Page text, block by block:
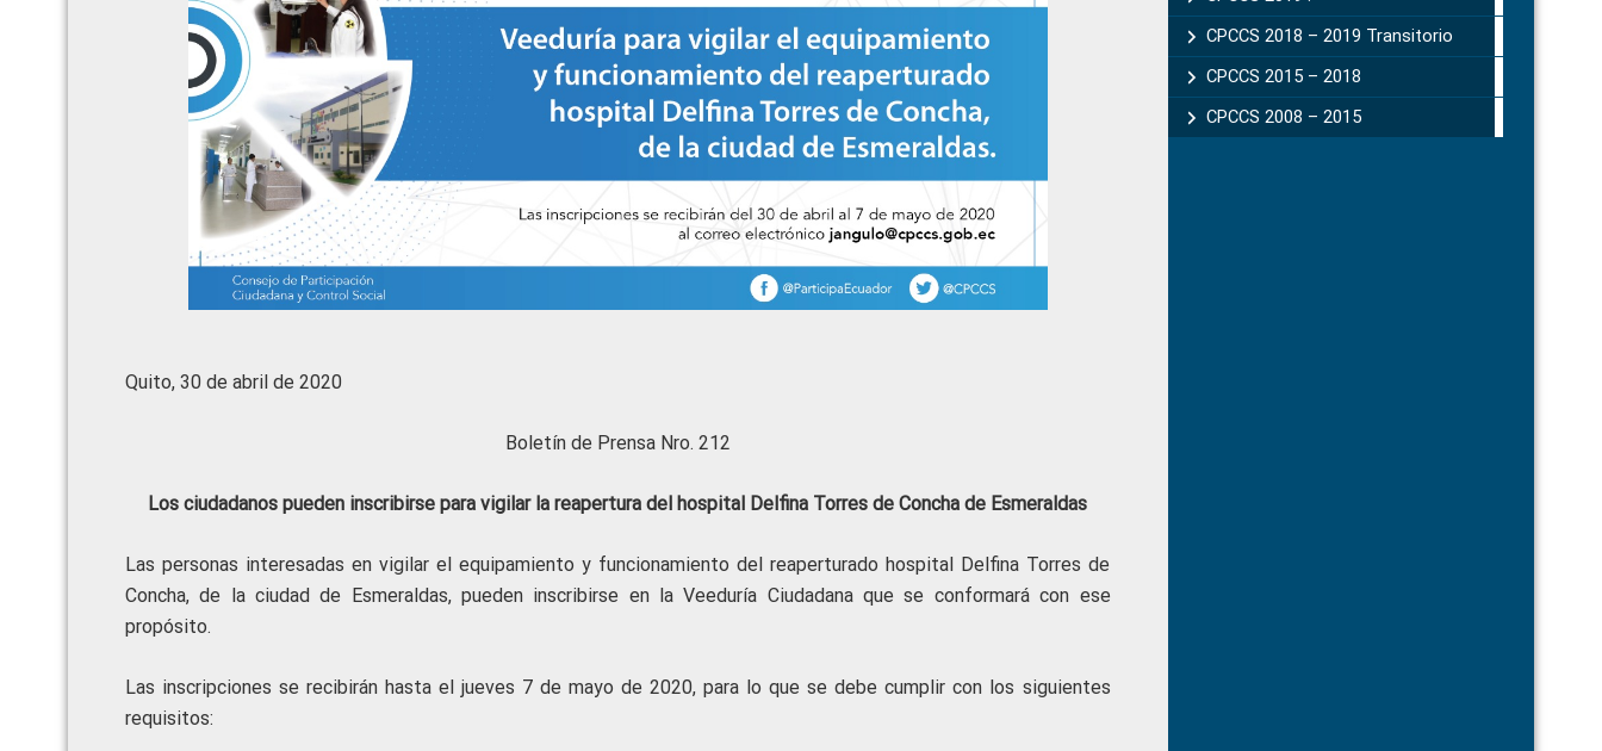
Quito, 30 de abril de 2020
Boletín de Prensa Nro. 212
Los ciudadanos pueden inscribirse para vigilar la reapertura del hospital Delfina Torres de Concha de Esmeraldas
Las personas interesadas en vigilar el equipamiento y funcionamiento del reaperturado hospital Delfina Torres de
Concha, de la ciudad de Esmeraldas, pueden inscribirse en la Veeduría Ciudadana que se conformará con ese
propósito.
Las inscripciones se recibirán hasta el jueves 7 de mayo de 2020, para lo que se debe cumplir con los siguientes
requisitos:
CPCCS 2018 – 2019 Transitorio
CPCCS 2015 – 2018
CPCCS 2008 – 2015